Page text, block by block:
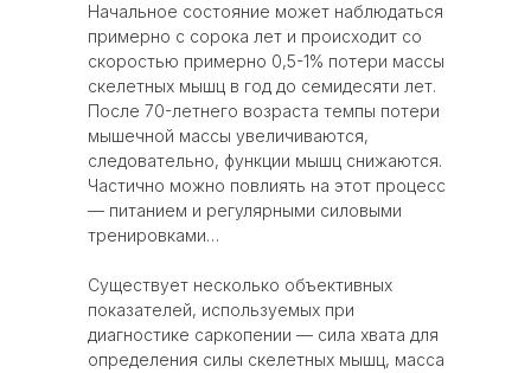
Начальное состояние может наблюдаться
примерно с сорока лет и происходит со
скоростью примерно 0,5-1% потери массы
скелетных мышц в год до семидесяти лет.
После 70-летнего возраста темпы потери
мышечной массы увеличиваются,
следовательно, функции мышц снижаются.
Частично можно повлиять на этот процесс
— питанием и регулярными силовыми
тренировками…
Существует несколько объективных
показателей, используемых при
диагностике саркопении — сила хвата для
определения силы скелетных мышц, масса